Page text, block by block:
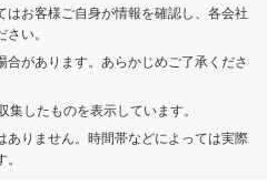
お客様ご自身が情報を確認し、各会社
い。
があります。あらかじめご了承くださ
したものを表示しています。
りません。時間帯などによっては実際